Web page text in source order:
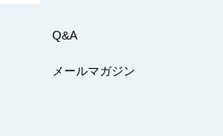
Q&A
メールマガジン